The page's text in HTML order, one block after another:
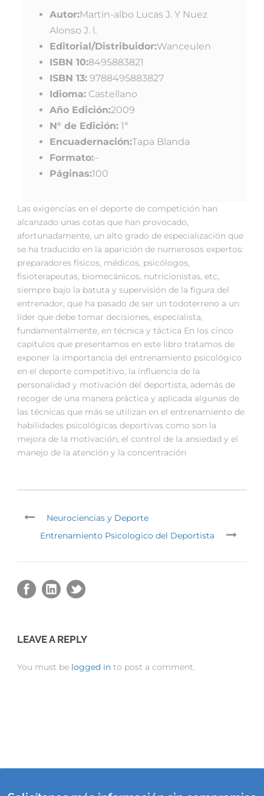
Autor:Martin-albo Lucas J. Y Nuez
Alonso J. l.
Editorial/Distribuidor:Wanceulen
ISBN 10:8495883821
ISBN 13: 9788495883827
Idioma: Castellano
Año Edición:2009
N° de Edición: 1ª
Encuadernación:Tapa Blanda
Formato:–
Páginas:100
Las exigencias en el deporte de competición han
alcanzado unas cotas que han provocado,
afortunadamente, un alto grado de especialización que
se ha traducido en la aparición de numerosos expertos:
preparadores físicos, médicos, psicólogos,
fisioterapeutas, biomecánicos, nutricionistas, etc,
siempre bajo la batuta y supervisión de la figura del
entrenador, que ha pasado de ser un todoterreno a un
líder que debe tomar decisiones, especialista,
fundamentalmente, en técnica y táctica En los cinco
capítulos que presentamos en este libro tratamos de
exponer la importancia del entrenamiento psicológico
en el deporte competitivo, la influencia de la
personalidad y motivación del deportista, además de
recoger de una manera práctica y aplicada algunas de
las técnicas que más se utilizan en el entrenamiento de
habilidades psicológicas deportivas como son la
mejora de la motivación, el control de la ansiedad y el
manejo de la atención y la concentración
Neurociencias y Deporte
Entrenamiento Psicologico del Deportista
LEAVE A REPLY
You must be logged in to post a comment.